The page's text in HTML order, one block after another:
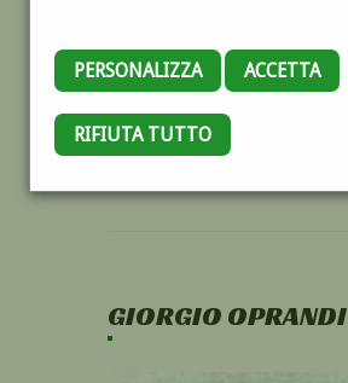
PERSONALIZZA ACCETTA
RIFIUTA TUTTO
GIORGIO OPRANDI